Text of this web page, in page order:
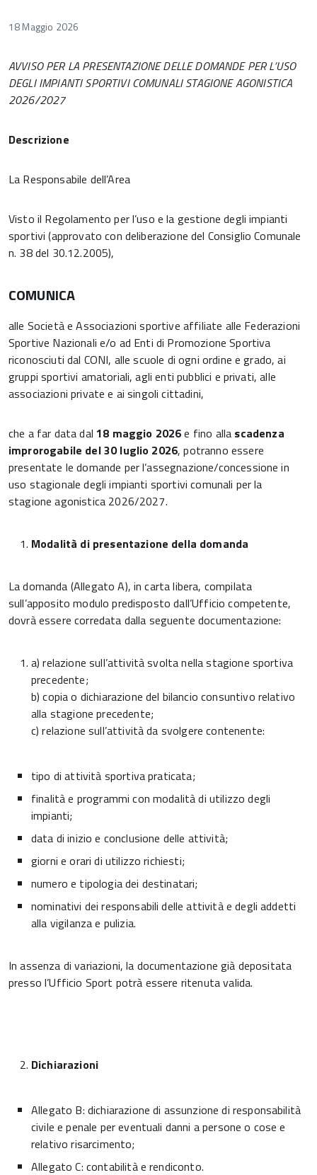
18 Maggio 2026
AVVISO PER LA PRESENTAZIONE DELLE DOMANDE PER L’USO
DEGLI IMPIANTI SPORTIVI COMUNALI STAGIONE AGONISTICA
2026/2027
Descrizione
La Responsabile dell’Area
Visto il Regolamento per l’uso e la gestione degli impianti
sportivi (approvato con deliberazione del Consiglio Comunale
n. 38 del 30.12.2005),
COMUNICA
alle Società e Associazioni sportive affiliate alle Federazioni
Sportive Nazionali e/o ad Enti di Promozione Sportiva
riconosciuti dal CONI, alle scuole di ogni ordine e grado, ai
gruppi sportivi amatoriali, agli enti pubblici e privati, alle
associazioni private e ai singoli cittadini,
che a far data dal18 maggio 2026e fino alla scadenza
improrogabile del 30 luglio 2026, potranno essere
presentate le domande per l’assegnazione/concessione in
uso stagionale degli impianti sportivi comunali per la
stagione agonistica 2026/2027.
Modalità di presentazione della domanda
La domanda (Allegato A), in carta libera, compilata
sull’apposito modulo predisposto dall’Ufficio competente,
dovrà essere corredata dalla seguente documentazione:
a) relazione sull’attività svolta nella stagione sportiva
precedente;
b) copia o dichiarazione del bilancio consuntivo relativo
alla stagione precedente;
c) relazione sull’attività da svolgere contenente:
tipo di attività sportiva praticata;
finalità e programmi con modalità di utilizzo degli
impianti;
data di inizio e conclusione delle attività;
giorni e orari di utilizzo richiesti;
numero e tipologia dei destinatari;
nominativi dei responsabili delle attività e degli addetti
alla vigilanza e pulizia.
In assenza di variazioni, la documentazione già depositata
presso l’Ufficio Sport potrà essere ritenuta valida.
Dichiarazioni
Allegato B: dichiarazione di assunzione di responsabilità
civile e penale per eventuali danni a persone o cose e
relativo risarcimento;
Allegato C: contabilità e rendiconto.